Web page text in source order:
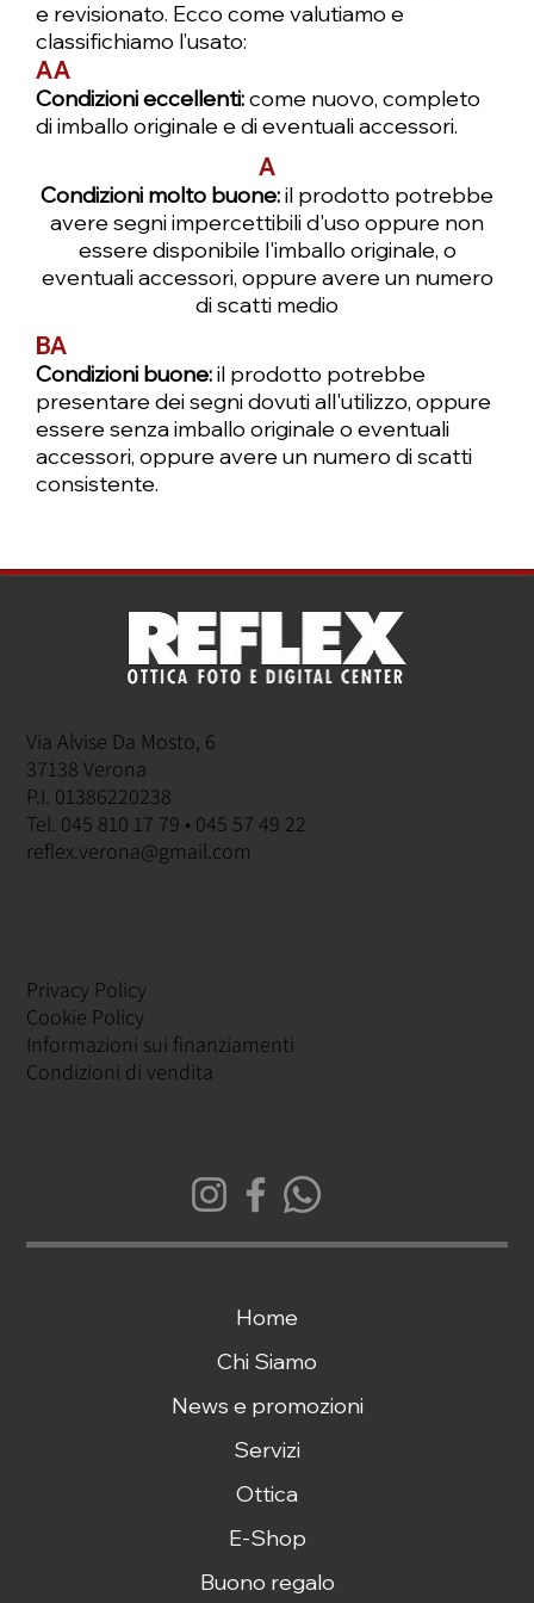
AA
Condizioni eccellenti:come nuovo, completo
di imballo originale e di eventuali accessori.
A
Condizioni molto buone:il prodotto potrebbe
avere segni impercettibili d'uso oppure non
essere disponibile l'imballo originale, o
eventuali accessori, oppure avere un numero
di scatti medio
BA
Condizioni buone:il prodotto potrebbe
presentare dei segni dovuti all'utilizzo, oppure
essere senza imballo originale o eventuali
accessori, oppure avere un numero di scatti
consistente.
e revisionato. Ecco come valutiamo e
classifichiamo l’usato:
Aggiungi al carrello
Aggiungi al carrello
Aggiungi al carrello
Preordina
Preordina
Preordina
Aggiungi al carrello
Aggiungi al carrello
Aggiungi al carrello
Aggiungi al carrello
Aggiungi al carrello
Aggiungi al carrello
Aggiungi al carrello
Aggiungi al carrello
Aggiungi al carrello
Via Alvise Da Mosto, 6
37138 Verona
P.I. 01386220238
Tel. 045 810 17 79 • 045 57 49 22
reflex.verona@gmail.com
Privacy Policy
Cookie Policy
Informazioni sui finanziamenti
Condizioni di vendita
Home
Chi Siamo
News e promozioni
Servizi
Ottica
E-Shop
Buono regalo